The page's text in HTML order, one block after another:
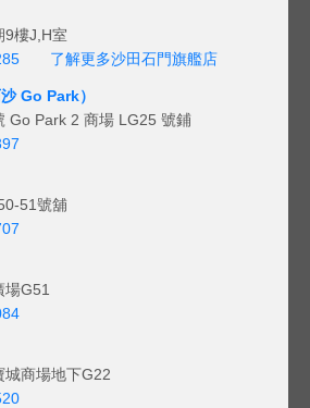
9樓J,H室
了解更多沙田石門旗艦店
Go Park）
Go Park 2 商場 LG25 號鋪
51號舖
場G51
城商場地下G22